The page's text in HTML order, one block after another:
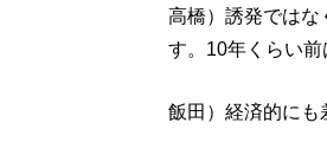
高橋）誘発ではな
す。10年くらい前
飯田）経済的にも